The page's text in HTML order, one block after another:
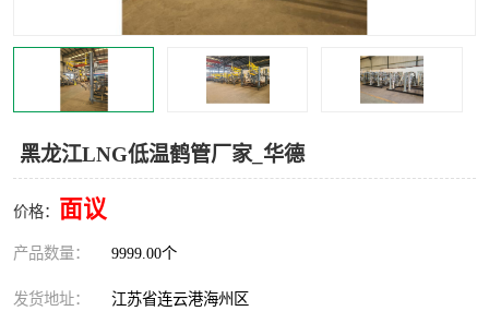
黑龙江LNG低温鹤管厂家_华德
价格： 面议
产品数量： 9999.00个
发货地址： 江苏省连云港海州区
低温鹤管
浮动出油装置 鹤管